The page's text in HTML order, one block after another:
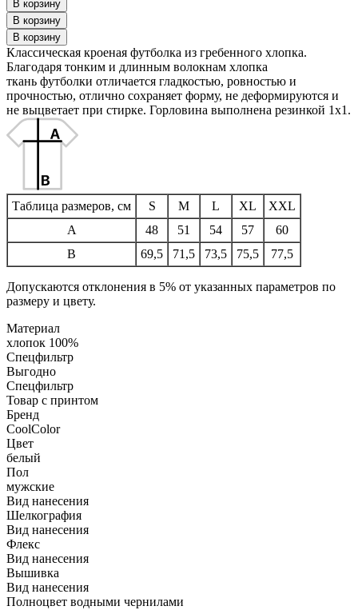
Классическая кроеная футболка из гребенного хлопка.
Благодаря тонким и длинным волокнам хлопка
ткань футболки отличается гладкостью, ровностью и
прочностью, отлично сохраняет форму, не деформируются и
не выцветает при стирке. Горловина выполнена резинкой 1x1.
Таблица размеров, см S M L XL
XXL
A
48 51 54 57
60
B
69,5 71,5 73,5 75,5 77,5
Допускаются отклонения в 5% от указанных параметров по
размеру и цвету.
Материал
хлопок 100%
Спецфильтр
Выгодно
Спецфильтр
Товар с принтом
Бренд
CoolColor
Цвет
белый
Пол
мужские
Вид нанесения
Шелкография
Вид нанесения
Флекс
Вид нанесения
Вышивка
Вид нанесения
Полноцвет водными чернилами